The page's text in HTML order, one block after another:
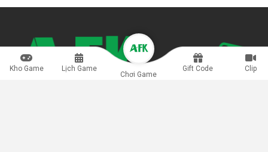
Kho Game Lịch Game
Chơi Game
Gift Code Clip